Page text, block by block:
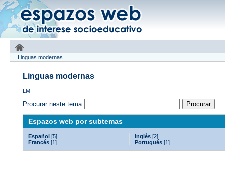
Linguas modernas
Linguas modernas
LM
Procurar neste tema
Espazos web por subtemas
Español [5]
Francés [1]
Inglés [2]
Portugués [1]